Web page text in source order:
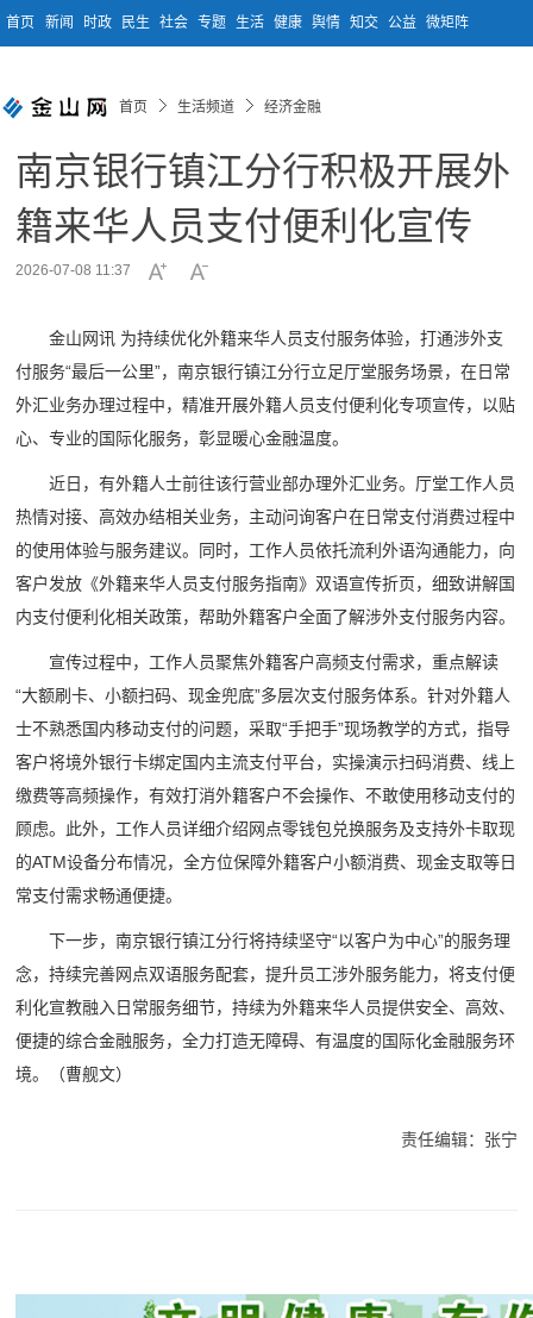
首页 新闻 时政 民生 社会 专题 生活 健康 舆情 知交 公益 微矩阵
首页 生活频道 经济金融
南京银行镇江分行积极开展外
籍来华人员支付便利化宣传
2026-07-08 11:37
金山网讯 为持续优化外籍来华人员支付服务体验，打通涉外支
付服务“最后一公里”，南京银行镇江分行立足厅堂服务场景，在日常
外汇业务办理过程中，精准开展外籍人员支付便利化专项宣传，以贴
心、专业的国际化服务，彰显暖心金融温度。
近日，有外籍人士前往该行营业部办理外汇业务。厅堂工作人员
热情对接、高效办结相关业务，主动问询客户在日常支付消费过程中
的使用体验与服务建议。同时，工作人员依托流利外语沟通能力，向
客户发放《外籍来华人员支付服务指南》双语宣传折页，细致讲解国
内支付便利化相关政策，帮助外籍客户全面了解涉外支付服务内容。
宣传过程中，工作人员聚焦外籍客户高频支付需求，重点解读
“大额刷卡、小额扫码、现金兜底”多层次支付服务体系。针对外籍人
士不熟悉国内移动支付的问题，采取“手把手”现场教学的方式，指导
客户将境外银行卡绑定国内主流支付平台，实操演示扫码消费、线上
缴费等高频操作，有效打消外籍客户不会操作、不敢使用移动支付的
顾虑。此外，工作人员详细介绍网点零钱包兑换服务及支持外卡取现
的ATM设备分布情况，全方位保障外籍客户小额消费、现金支取等日
常支付需求畅通便捷。
下一步，南京银行镇江分行将持续坚守“以客户为中心”的服务理
念，持续完善网点双语服务配套，提升员工涉外服务能力，将支付便
利化宣教融入日常服务细节，持续为外籍来华人员提供安全、高效、
便捷的综合金融服务，全力打造无障碍、有温度的国际化金融服务环
境。（曹舰文）
责任编辑：张宁